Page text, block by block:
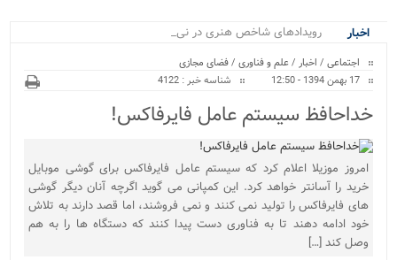
اخبار
رویدادهای شاخص هنری در نیمه نخ.
اجتماعی / اخبار / علم و فناوری /فضای مجازی
17 بهمن 1394 - 12:50
شناسه خبر : 4122
خداحافظ سیستم عامل فایرفاکس!
امروز موزیلا اعلام کرد که سیستم عامل فایرفاکس برای گوشی موبایل
خرید را آسانتر خواهد کرد. این کمپانی می گوید اگرچه آنان دیگر گوشی
های فایرفاکس را تولید نمی کنند و نمی فروشند، اما قصد دارند به تلاش
خود ادامه دهند تا به فناوری دست پیدا کنند که دستگاه ها را به هم
وصل کند […]